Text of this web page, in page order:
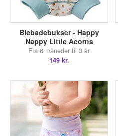
Blebadebukser - Happy
Nappy Little Acorns
Fra 6 måneder til 3 år
149 kr.